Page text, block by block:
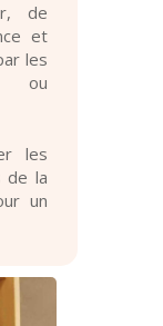
de
et
les
ou
les
de la
un